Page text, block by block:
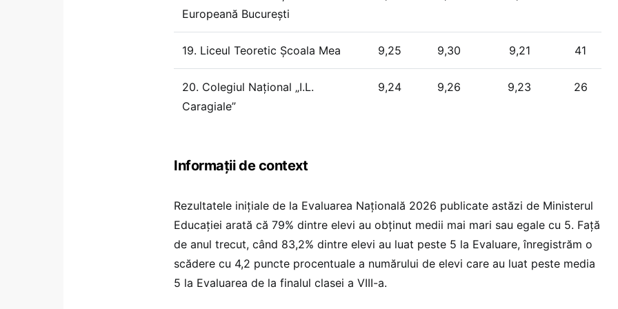
Europeană București
19. Liceul Teoretic Școala Mea 9,25 9,30 9,21 41
20. Colegiul Național „I.L.
Caragiale”
9,24 9,26 9,23 26
Informații de context
Rezultatele inițiale de la Evaluarea Națională 2026 publicate astăzi de Ministerul
Educației arată că 79% dintre elevi au obținut medii mai mari sau egale cu 5. Față
de anul trecut, când 83,2% dintre elevi au luat peste 5 la Evaluare, înregistrăm o
scădere cu 4,2 puncte procentuale a numărului de elevi care au luat peste media
5 la Evaluarea de la finalul clasei a VIII-a.